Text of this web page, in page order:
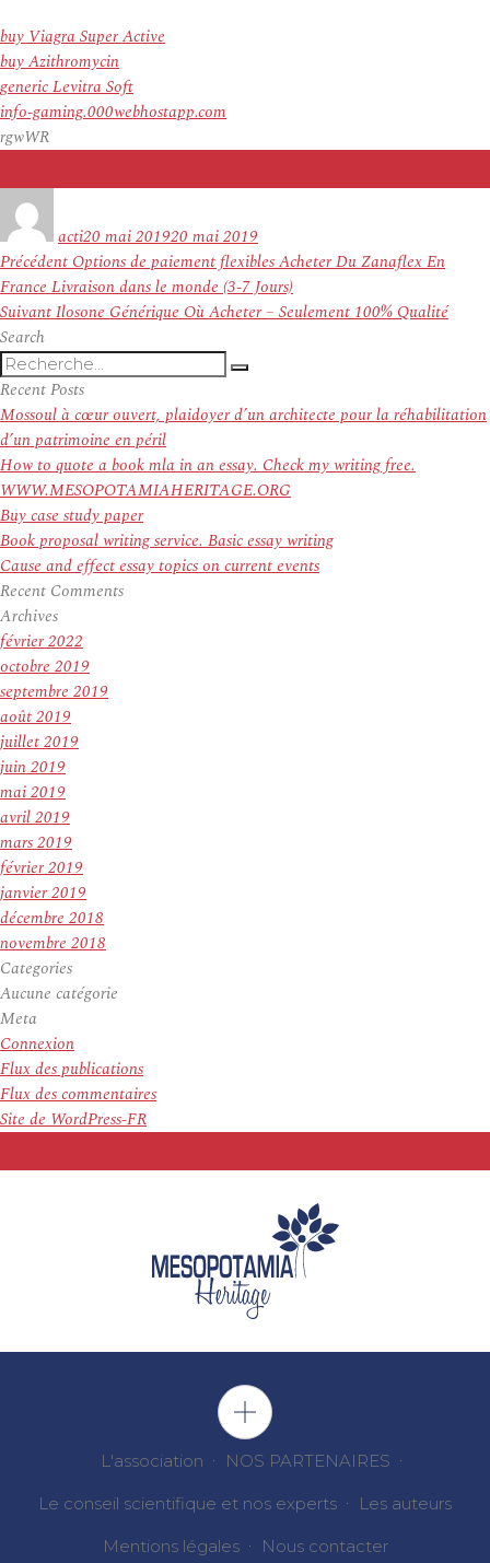
buy Viagra Super Active
buy Azithromycin
generic Levitra Soft
info-gaming.000webhostapp.com
rgwWR
actile
20 mai 201920 mai 2019
Navigation
de
l’article
Précédent Article
précédent :
Options de paiement flexibles Acheter Du Zanaflex En
France Livraison dans le monde (3-7 Jours)
SuivantArticle
Ilosone Générique Où Acheter – Seulement 100% Qualité
Search
Recherche
pour
:
Recherche
Recent Posts
Mossoul à cœur ouvert, plaidoyer d’un architecte pour la réhabilitation
d’un patrimoine en péril
How to quote a book mla in an essay. Check my writing free.
WWW.MESOPOTAMIAHERITAGE.ORG
Buy case study paper
Book proposal writing service. Basic essay writing
Cause and effect essay topics on current events
Recent Comments
Archives
février 2022
octobre 2019
septembre 2019
août 2019
juillet 2019
juin 2019
mai 2019
avril 2019
mars 2019
février 2019
janvier 2019
décembre 2018
novembre 2018
Categories
Aucune catégorie
Meta
Connexion
Flux des publications
Flux des commentaires
Site de WordPress-FR
L'association NOS PARTENAIRES
Le conseil scientifique et nos experts Les auteurs
Mentions légales Nous contacter